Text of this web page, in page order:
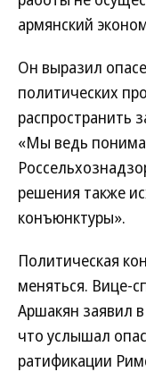
армянский
Он выразил
политических
распространить
«Мы ведь
решения также
конъюнктуры».
Политическая
меняться. Вице-
Аршакян заявил
что услышал
ратификации